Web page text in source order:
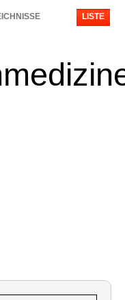
LISTE